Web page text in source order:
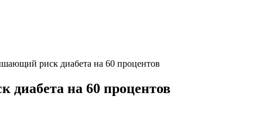
риск диабета на 60 процентов
на 60 процентов